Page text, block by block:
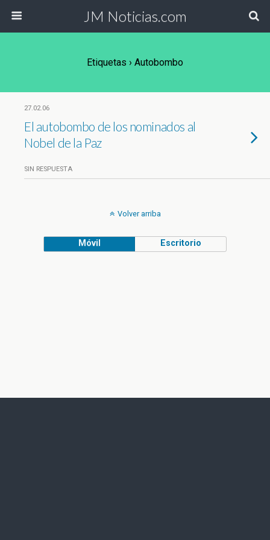
JM Noticias.com
Etiquetas › Autobombo
27.02.06
El autobombo de los nominados al
Nobel de la Paz
SIN RESPUESTA
Volver arriba
Móvil Escritorio